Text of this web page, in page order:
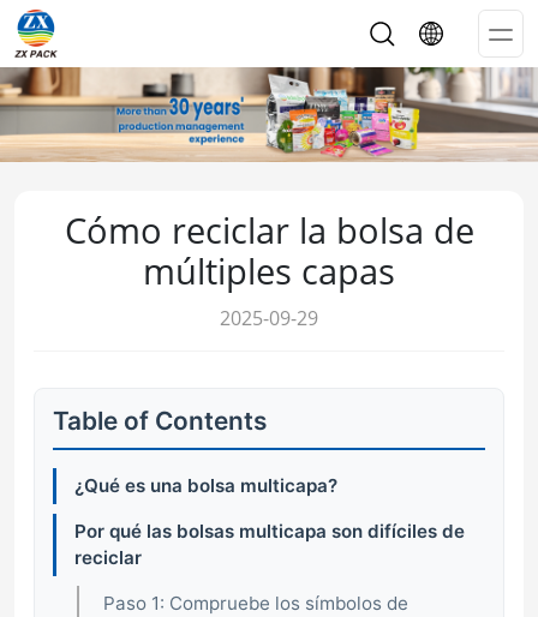
Cómo reciclar la bolsa de
múltiples capas
2025-09-29
Table of Contents
¿Qué es una bolsa multicapa?
Por qué las bolsas multicapa son difíciles de
reciclar
Paso 1: Compruebe los símbolos de